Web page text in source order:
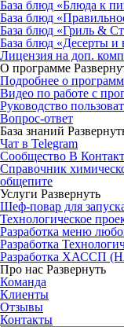
База блюд «Блюда к
База блюд
База блюд «Гриль &
База блюд «Десерты и
Лицензия на доп.
О программе
Подробнее о
Видео по работе с
Руководство
Вопрос-ответ
База знаний
Чат в Telegram
Сообщество В
Справочник
общепите
Услуги Развернуть
Шеф-повар для
Технологическое
Разработка меню
Разработка
Разработка ХАССП
Про нас Развернуть
Команда
Клиенты
Отзывы
Контакты